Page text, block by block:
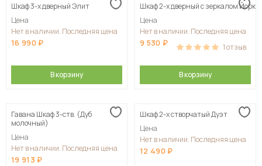
Шкаф 3-х дверный Элит
Цена
Нет в наличии. Последняя цена
16 990
В корзину
Шкаф 2-х дверный с зеркалом Йорк
Цена
Нет в наличии. Последняя цена
9 530 1отзыв
В корзину
Гавана Шкаф 3-ств. (Дуб
молочный)
Цена
Нет в наличии. Последняя цена
19 913
Шкаф 2-х створчатый Дуэт
Цена
Нет в наличии. Последняя цена
12 490